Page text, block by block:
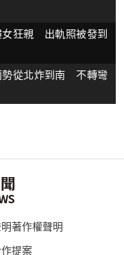
女狂親 出軌照被發到
勢從北炸到南 不轉彎
著作權聲明
提案